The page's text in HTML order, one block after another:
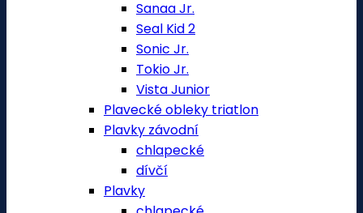
Sanaa Jr.
Seal Kid 2
Sonic Jr.
Tokio Jr.
Vista Junior
Plavecké obleky triatlon
Plavky závodní
chlapecké
dívčí
Plavky